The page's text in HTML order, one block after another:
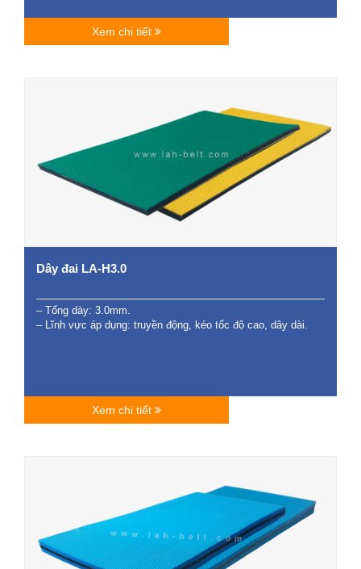
Xem chi tiết
Dây đai LA-H3.0
– Tổng dày: 3.0mm.
– Lĩnh vực áp dụng: truyền động, kéo tốc độ cao, dây dài.
Xem chi tiết